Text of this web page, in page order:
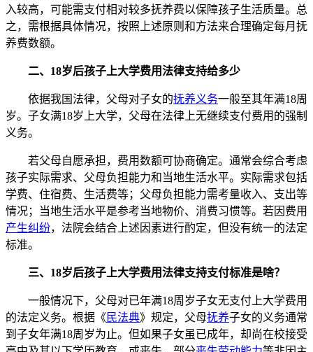
入较高，可能需支付相对较多抚养费以保障孩子生活质量。总
之，需根据具体情况，按照上述原则和方法来合理确定每月抚
养费数额。
二、18岁后孩子上大学费用法律支持给多少
依据我国法律，父母对子女的抚养义务一般至其年满18周
岁。子女满18岁上大学，父母在法律上无继续支付费用的强制
义务。
若父母自愿承担，费用数额可协商确定。通常会综合考虑
孩子实际需求、父母负担能力和当地生活水平。实际需求包括
学费、住宿费、生活费等；父母负担能力需考量收入、支出等
情况；当地生活水平是参考当地物价、消费习惯等。若因费用
产生纠纷，法院会结合上述因素进行酌定，但没有统一的法定
标准。
三、18岁后孩子上大学费用法律支持支付标准是啥？
一般情况下，父母对已年满18周岁子女无支付上大学费用
的法定义务。根据《 民法典》规定，父母抚养子女的义务通常
到子女年满18周岁为止。但如果子女虽已成年，却尚在校接受